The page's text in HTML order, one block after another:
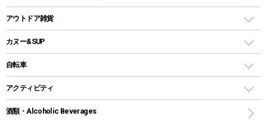
パラソル
テントアクセサリー
ペグ
グランドシート
ガイドロープ
ツール
鉄板、アミ
焚き火台&ストーブ
火起こし
クッカーセット
シェラカップ
クッキングツール
ナイフ
コップ付きタイプ
ワンタッチタイプ
プラスチックボトル
ディズニーボトル
クーラーバッグ
ウォータージャグ
保冷剤
アウトドアキャリー
アウトドア雑貨
バックパック&バッグ
リュック、バックパック
トートバッグ、サコッシュ
ショッピングキャリー
カヌー&SUP
インフレータブル
カヤック
自転車
折りたたみ自転車
スポーツサイクル
アクティビティ
マリン
酒類・Alcoholic Beverages